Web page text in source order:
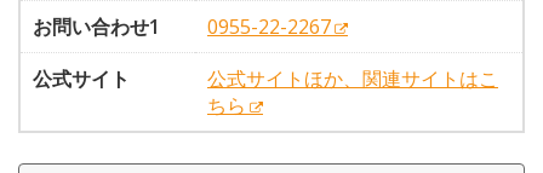
お問い合わせ1
0955-22-2267
公式サイト
公式サイトほか、関連サイトはこ
ちら